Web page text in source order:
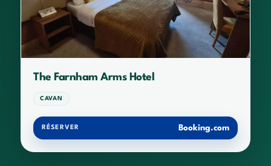
The Farnham Arms Hotel
CAVAN
RÉSERVER Booking.com